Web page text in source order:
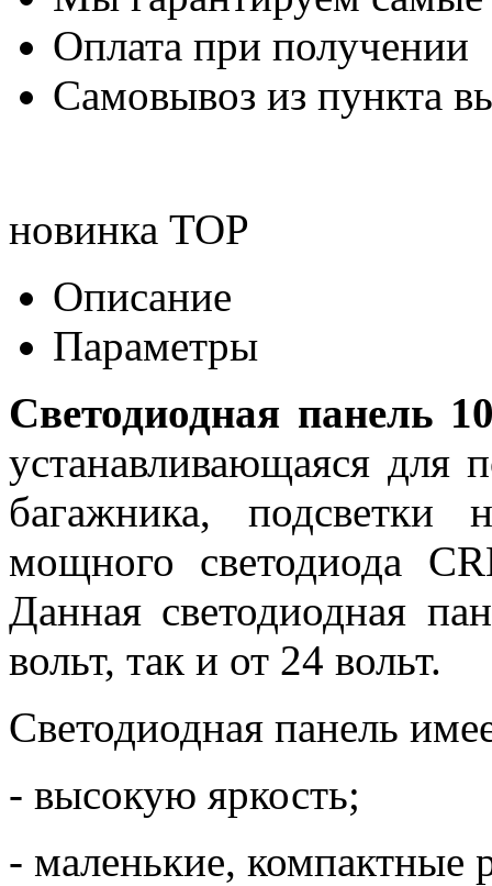
Оплата при получении
Самовывоз из пункта
новинка TOP
Описание
Параметры
Светодиодная панель
устанавливающаяся для
багажника,
мощного светодиода
Данная светодиодная
вольт, так и от 24 вольт.
Светодиодная панель
- высокую яркость;
- маленькие, компактные